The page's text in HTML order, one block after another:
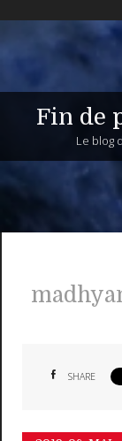
Fin de
Le blog
SHARE